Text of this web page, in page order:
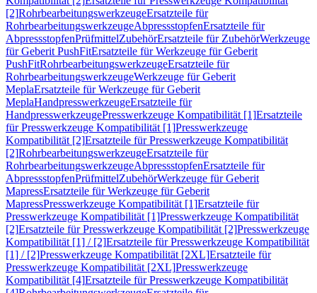
[2]RohrbearbeitungswerkzeugeErsatzteile für
RohrbearbeitungswerkzeugeAbpressstopfenErsatzteile für
AbpressstopfenPrüfmittelZubehörErsatzteile für ZubehörWerkzeuge
für Geberit PushFitErsatzteile für Werkzeuge für Geberit
PushFitRohrbearbeitungswerkzeugeErsatzteile für
RohrbearbeitungswerkzeugeWerkzeuge für Geberit
MeplaErsatzteile für Werkzeuge für Geberit
MeplaHandpresswerkzeugeErsatzteile für
HandpresswerkzeugePresswerkzeuge Kompatibilität [1]Ersatzteile
für Presswerkzeuge Kompatibilität [1]Presswerkzeuge
Kompatibilität [2]Ersatzteile für Presswerkzeuge Kompatibilität
[2]RohrbearbeitungswerkzeugeErsatzteile für
RohrbearbeitungswerkzeugeAbpressstopfenErsatzteile für
AbpressstopfenPrüfmittelZubehörWerkzeuge für Geberit
MapressErsatzteile für Werkzeuge für Geberit
MapressPresswerkzeuge Kompatibilität [1]Ersatzteile für
Presswerkzeuge Kompatibilität [1]Presswerkzeuge Kompatibilität
[2]Ersatzteile für Presswerkzeuge Kompatibilität [2]Presswerkzeuge
Kompatibilität [1] / [2]Ersatzteile für Presswerkzeuge Kompatibilität
[1] / [2]Presswerkzeuge Kompatibilität [2XL]Ersatzteile für
Presswerkzeuge Kompatibilität [2XL]Presswerkzeuge
Kompatibilität [4]Ersatzteile für Presswerkzeuge Kompatibilität